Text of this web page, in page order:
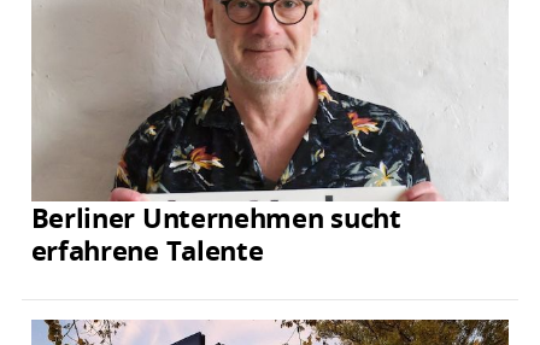
Berliner Unternehmen sucht
erfahrene Talente